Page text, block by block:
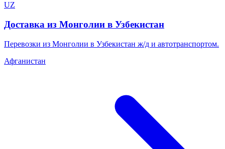
UZ
Доставка из Монголии в Узбекистан
Перевозки из Монголии в Узбекистан ж/д и автотранспортом.
Афганистан